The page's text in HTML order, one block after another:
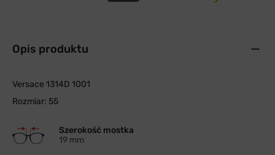
Opis produktu
Versace 1314D 1001
Rozmiar: 55
Szerokość mostka
19 mm